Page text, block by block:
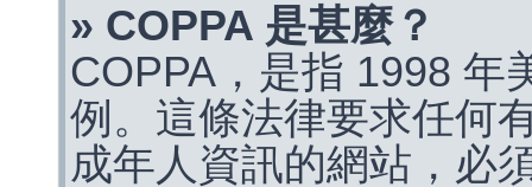
» COPPA 是甚麼？
COPPA，是指 1998 年
例。這條法律要求任何
成年人資訊的網站，必